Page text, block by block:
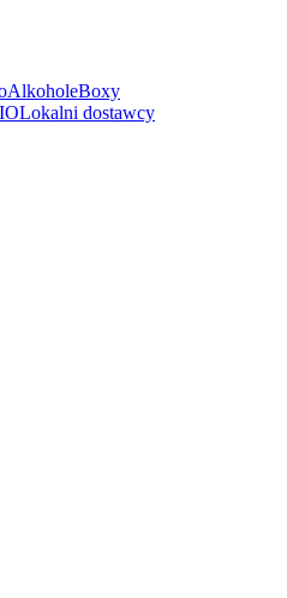
AlkoholeBoxy
Lokalni dostawcy